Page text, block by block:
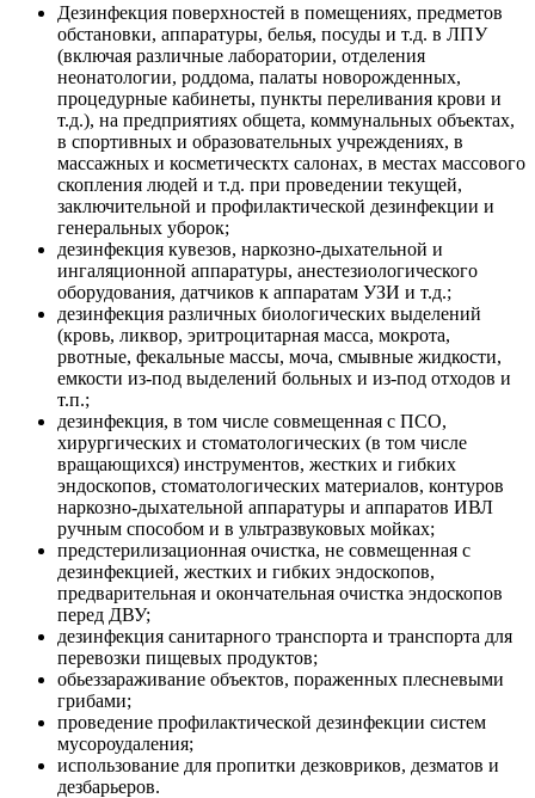
Дезинфекция поверхностей в помещениях, предметов
обстановки, аппаратуры, белья, посуды и т.д. в ЛПУ
(включая различные лаборатории, отделения
неонатологии, роддома, палаты новорожденных,
процедурные кабинеты, пункты переливания крови и
т.д.), на предприятиях общета, коммунальных объектах,
в спортивных и образовательных учреждениях, в
массажных и косметическтх салонах, в местах массового
скопления людей и т.д. при проведении текущей,
заключительной и профилактической дезинфекции и
генеральных уборок;
дезинфекция кувезов, наркозно-дыхательной и
ингаляционной аппаратуры, анестезиологического
оборудования, датчиков к аппаратам УЗИ и т.д.;
дезинфекция различных биологических выделений
(кровь, ликвор, эритроцитарная масса, мокрота,
рвотные, фекальные массы, моча, смывные жидкости,
емкости из-под выделений больных и из-под отходов и
т.п.;
дезинфекция, в том числе совмещенная с ПСО,
хирургических и стоматологических (в том числе
вращающихся) инструментов, жестких и гибких
эндоскопов, стоматологических материалов, контуров
наркозно-дыхательной аппаратуры и аппаратов ИВЛ
ручным способом и в ультразвуковых мойках;
предстерилизационная очистка, не совмещенная с
дезинфекцией, жестких и гибких эндоскопов,
предварительная и окончательная очистка эндоскопов
перед ДВУ;
дезинфекция санитарного транспорта и транспорта для
перевозки пищевых продуктов;
обьеззараживание объектов, пораженных плесневыми
грибами;
проведение профилактической дезинфекции систем
мусороудаления;
использование для пропитки дезковриков, дезматов и
дезбарьеров.